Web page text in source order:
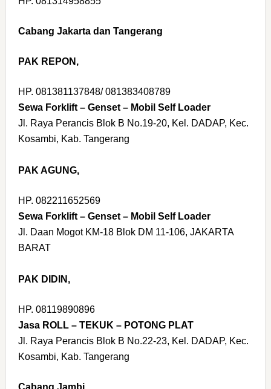
Cabang Jakarta dan Tangerang
PAK REPON,
HP. 081381137848/ 081383408789
Sewa Forklift – Genset – Mobil Self Loader
Jl. Raya Perancis Blok B No.19-20, Kel. DADAP, Kec.
Kosambi, Kab. Tangerang
PAK AGUNG,
HP. 082211652569
Sewa Forklift – Genset – Mobil Self Loader
Jl. Daan Mogot KM-18 Blok DM 11-106, JAKARTA
BARAT
PAK DIDIN,
HP. 08119890896
Jasa ROLL – TEKUK – POTONG PLAT
Jl. Raya Perancis Blok B No.22-23, Kel. DADAP, Kec.
Kosambi, Kab. Tangerang